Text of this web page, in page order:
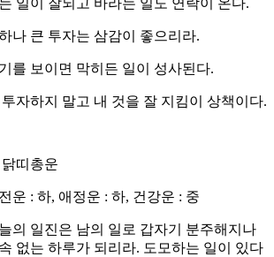
일이 잘되고 바라는 일도 연락이 온다.
나 큰 투자는 삼감이 좋으리라.
를 보이면 막히든 일이 성사된다.
자하지 말고 내 것을 잘 지킴이 상책이다.
띠총운
운 : 하, 애정운 : 하, 건강운 : 중
의 일진은 남의 일로 갑자기 분주해지나
없는 하루가 되리라. 도모하는 일이 있다